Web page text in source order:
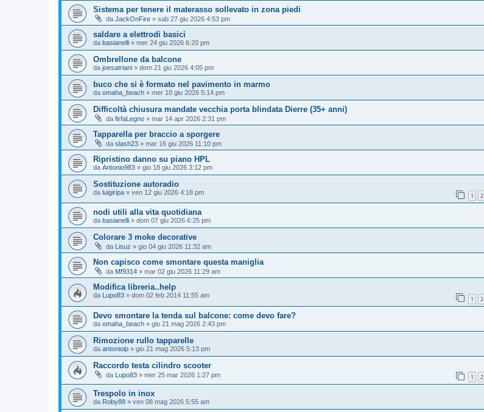
Sistema per tenere il materasso sollevato in zona piedi
da JackOnFire » sab 27 giu 2026 4:53 pm
saldare a elettrodi basici
da basianelli » mer 24 giu 2026 6:20 pm
Ombrellone da balcone
da joesatriani » dom 21 giu 2026 4:05 pm
buco che si è formato nel pavimento in marmo
da omaha_beach » mer 10 giu 2026 5:14 pm
Difficoltà chiusura mandate vecchia porta blindata Dierre (35+ anni)
da firfaLegno » mar 14 apr 2026 2:31 pm
Tapparella per braccio a sporgere
da slash23 » mar 16 giu 2026 11:10 pm
Ripristino danno su piano HPL
da Antonio983 » gio 18 giu 2026 3:12 pm
Sostituzione autoradio
da luigiripa » ven 12 giu 2026 4:18 pm 1 2
nodi utili alla vita quotidiana
da basianelli » dom 07 giu 2026 6:25 pm
Colorare 3 moke decorative
da Lisuz » gio 04 giu 2026 11:32 am
Non capisco come smontare questa maniglia
da Mf9314 » mar 02 giu 2026 11:29 am
Modifica libreria..help
da Lupo83 » dom 02 feb 2014 11:55 am 1 2
Devo smontare la tenda sul balcone: come devo fare?
da omaha_beach » gio 21 mag 2026 2:43 pm
Rimozione rullo tapparelle
da antonioip » gio 21 mag 2026 5:13 pm
Raccordo testa cilindro scooter
da Lupo83 » mer 25 mar 2026 1:27 pm 1 2
Trespolo in inox
da Roby88 » ven 08 mag 2026 5:55 am